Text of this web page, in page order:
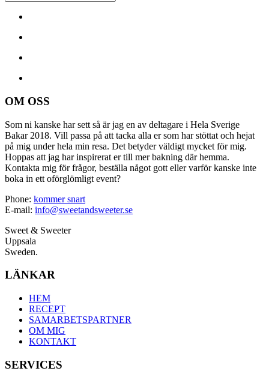
OM OSS
Som ni kanske har sett så är jag en av deltagare i Hela Sverige
Bakar 2018. Vill passa på att tacka alla er som har stöttat och hejat
på mig under hela min resa. Det betyder väldigt mycket för mig.
Hoppas att jag har inspirerat er till mer bakning där hemma.
Kontakta mig för frågor, beställa något gott eller varför kanske inte
boka in ett oförglömligt event?
Phone: kommer snart
E-mail: info@sweetandsweeter.se
Sweet & Sweeter
Uppsala
Sweden.
LÄNKAR
HEM
RECEPT
SAMARBETSPARTNER
OM MIG
KONTAKT
SERVICES